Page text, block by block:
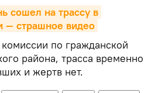
сошел на трассу в
— страшное видео
по гражданской
района, трасса временно
и жертв нет.